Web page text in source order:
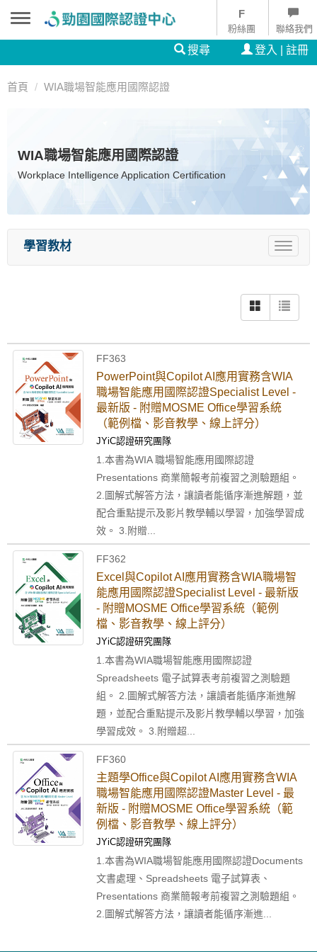
粉絲團 聯絡我們
搜尋 登入 | 註冊
首頁 WIA職場智能應用國際認證
WIA職場智能應用國際認證
Workplace Intelligence Application Certification
Toggle
學習教材
FF363
PowerPoint與Copilot AI應用實務含WIA
職場智能應用國際認證Specialist Level -
最新版 - 附贈MOSME Office學習系統
（範例檔、影音教學、線上評分）
JYiC認證研究團隊
1.本書為WIA 職場智能應用國際認證
Presentations 商業簡報考前複習之測驗題組。
2.圖解式解答方法，讓讀者能循序漸進解題，並
配合重點提示及影片教學輔以學習，加強學習成
效。 3.附贈...
FF362
Excel與Copilot AI應用實務含WIA職場智
能應用國際認證Specialist Level - 最新版
- 附贈MOSME Office學習系統（範例
檔、影音教學、線上評分）
JYiC認證研究團隊
1.本書為WIA職場智能應用國際認證
Spreadsheets 電子試算表考前複習之測驗題
組。 2.圖解式解答方法，讓讀者能循序漸進解
題，並配合重點提示及影片教學輔以學習，加強
學習成效。 3.附贈超...
FF360
主題學Office與Copilot AI應用實務含WIA
職場智能應用國際認證Master Level - 最
新版 - 附贈MOSME Office學習系統（範
例檔、影音教學、線上評分）
JYiC認證研究團隊
1.本書為WIA職場智能應用國際認證Documents
文書處理、Spreadsheets 電子試算表、
Presentations 商業簡報考前複習之測驗題組。
2.圖解式解答方法，讓讀者能循序漸進...